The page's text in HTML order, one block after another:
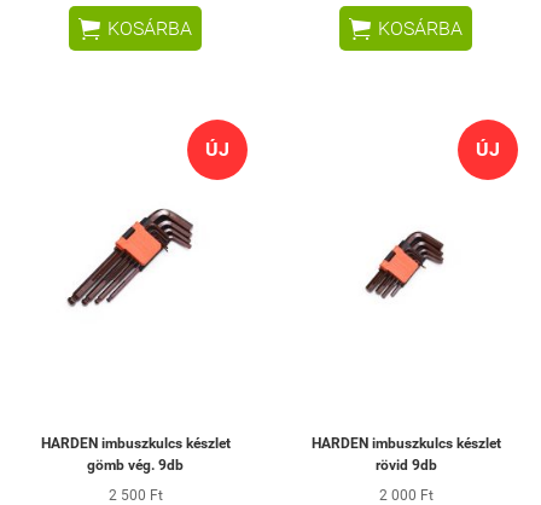
 KOSÁRBA  KOSÁRBA
ÚJ
HARDEN imbuszkulcs készlet
gömb vég. 9db
2 500 Ft
ÚJ
HARDEN imbuszkulcs készlet
rövid 9db
2 000 Ft